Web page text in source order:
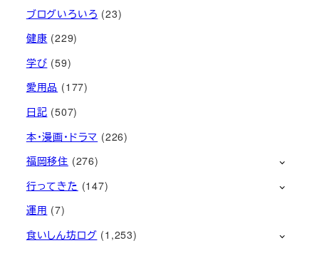
ブログいろいろ (23)
健康 (229)
学び (59)
愛用品 (177)
日記 (507)
本・漫画・ドラマ (226)
福岡移住 (276)
行ってきた (147)
運用 (7)
食いしん坊ログ (1,253)